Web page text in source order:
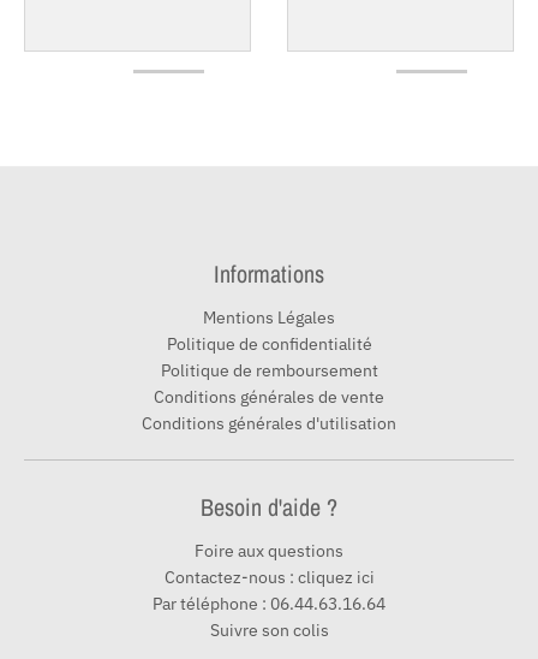
Informations
Mentions Légales
Politique de confidentialité
Politique de remboursement
Conditions générales de vente
Conditions générales d'utilisation
Besoin d'aide ?
Foire aux questions
Contactez-nous : cliquez ici
Par téléphone : 06.44.63.16.64
Suivre son colis